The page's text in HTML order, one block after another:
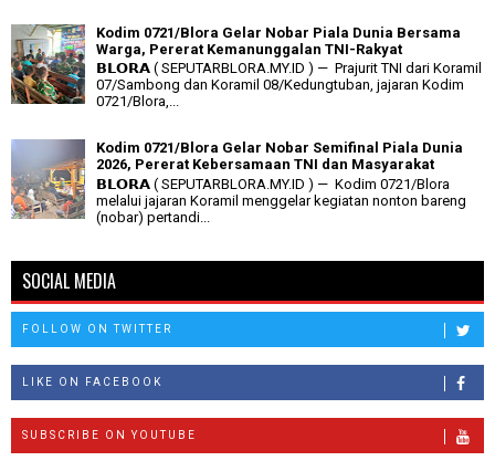
Kodim 0721/Blora Gelar Nobar Piala Dunia Bersama
Warga, Pererat Kemanunggalan TNI-Rakyat
𝗕𝗟𝗢𝗥𝗔 ( SEPUTARBLORA.MY.ID ) — Prajurit TNI dari Koramil
07/Sambong dan Koramil 08/Kedungtuban, jajaran Kodim
0721/Blora,...
Kodim 0721/Blora Gelar Nobar Semifinal Piala Dunia
2026, Pererat Kebersamaan TNI dan Masyarakat
𝗕𝗟𝗢𝗥𝗔 ( SEPUTARBLORA.MY.ID ) — Kodim 0721/Blora
melalui jajaran Koramil menggelar kegiatan nonton bareng
(nobar) pertandi...
SOCIAL MEDIA
FOLLOW ON TWITTER
LIKE ON FACEBOOK
SUBSCRIBE ON YOUTUBE